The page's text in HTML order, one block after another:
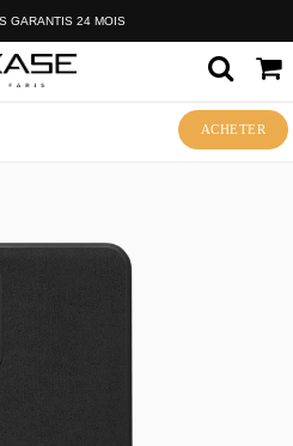
GARANTIS 24 MOIS
ACHETER